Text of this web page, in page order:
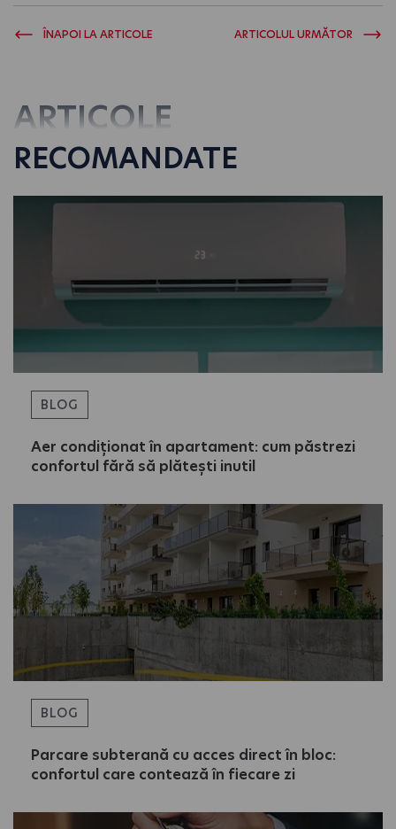
ÎNAPOI LA ARTICOLE ARTICOLUL URMĂTOR
ARTICOLE
RECOMANDATE
BLOG
Aer condiționat în apartament: cum păstrezi
confortul fără să plătești inutil
BLOG
Parcare subterană cu acces direct în bloc:
confortul care contează în fiecare zi